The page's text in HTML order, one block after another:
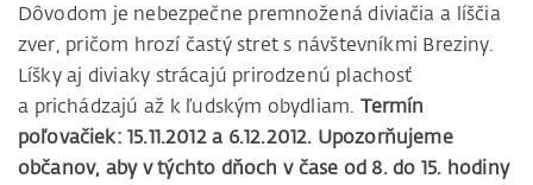
Dôvodom je nebezpečne premnožená diviačia a líščia
zver, pričom hrozí častý stret s návštevníkmi Breziny.
Líšky aj diviaky strácajú prirodzenú plachosť
a prichádzajú až k ľudským obydliam. Termín
poľovačiek: 15.11.2012 a 6.12.2012. Upozorňujeme
občanov, aby v týchto dňoch v čase od 8. do 15. hodiny